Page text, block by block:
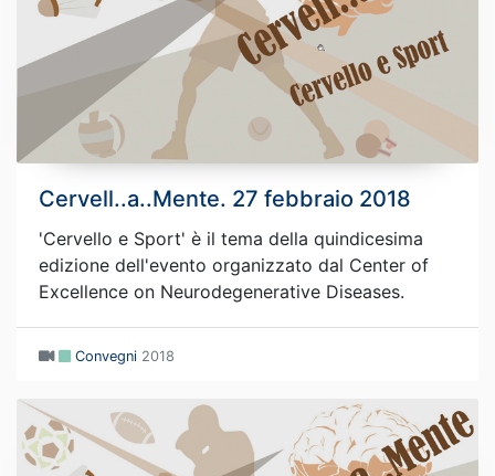
Cervell..a..Mente. 27 febbraio 2018
'Cervello e Sport' è il tema della quindicesima
edizione dell'evento organizzato dal Center of
Excellence on Neurodegenerative Diseases.
Convegni 2018